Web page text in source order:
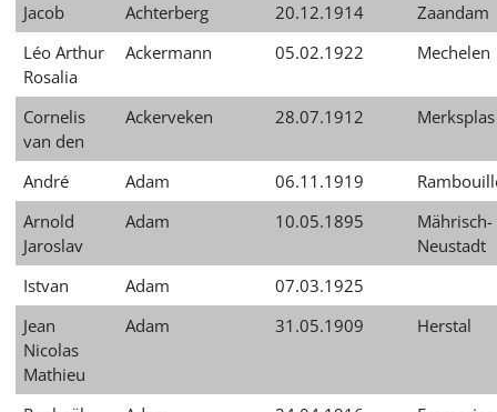
Jacob Achterberg 20.12.1914
Zaandam
Léo Arthur
Rosalia
Ackermann 05.02.1922 Mechelen
Cornelis
van den
Ackerveken 28.07.1912 Merksplas
André Adam 06.11.1919
Arnold
Jaroslav
Adam 10.05.1895
Mährisch-
Neustadt
Istvan
Adam
07.03.1925
Jean
Nicolas
Mathieu
Adam 31.05.1909 Herstal